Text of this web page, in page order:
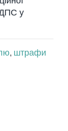
ДПС у
, штрафи